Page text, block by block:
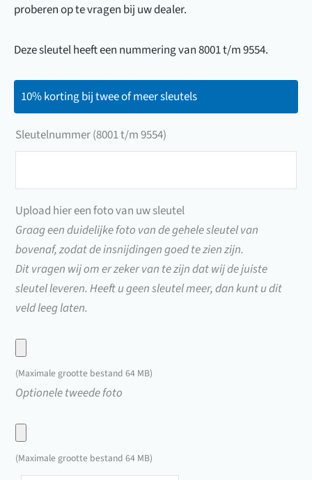
proberen op te vragen bij uw dealer.
Deze sleutel heeft een nummering van 8001 t/m 9554.
10% korting bij twee of meer sleutels
Sleutelnummer (8001 t/m 9554)
9554)
Upload hier een foto van uw sleutel
Graag een duidelijke foto van de gehele sleutel van
bovenaf, zodat de insnijdingen goed te zien zijn.
Dit vragen wij om er zeker van te zijn dat wij de juiste
sleutel leveren. Heeft u geen sleutel meer, dan kunt u dit
veld leeg laten.
hier
een
van
uw
sleutel
(Maximale grootte bestand 64 MB)
Upload
foto
van
Optionele tweede foto
(Maximale grootte bestand 64 MB)